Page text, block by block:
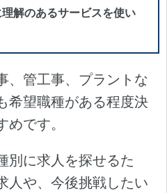
解のあるサービスを使い
、管工事、プラントな
希望職種がある程度決
です。
別に求人を探せるた
人や、今後挑戦したい